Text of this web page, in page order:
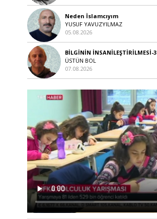
Neden İslamcıyım
YUSUF YAVUZYILMAZ
05.08.2026
BİLGİNİN İNSANİLEŞTİRİLMESİ-3
ÜSTÜN BOL
07.08.2026